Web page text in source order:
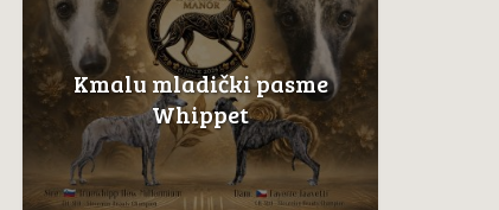
Kmalu mladički pasme
Whippet